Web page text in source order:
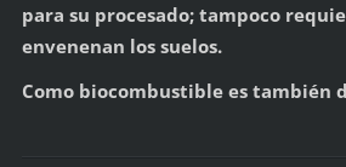
para su procesado; tampoco
envenenan los suelos.
Como biocombustible es también